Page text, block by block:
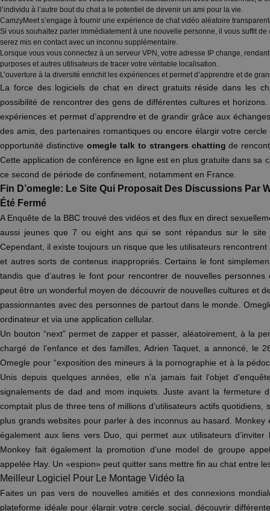
l’individu à l’autre bout du chat a le potentiel de devenir un ami pour la vie.
CamzyMeet s’engage à fournir une expérience de chat vidéo aléatoire
Si vous souhaitez parler immédiatement à une nouvelle personne, il vous suffit
serez mis en contact avec un inconnu supplémentaire.
Lorsque vous vous connectez à un serveur VPN, votre adresse IP change,
purposes et autres utilisateurs de tracer votre véritable localisation.
L’ouverture à la diversité enrichit les expériences et permet d’apprendre et de
La force des logiciels de chat en direct gratuits réside dans les
possibilité de rencontrer des gens de différentes cultures et
expériences et permet d’apprendre et de grandir grâce aux
des amis, des partenaires romantiques ou encore élargir votre
opportunité distinctive omegle talk to strangers chatting de
Cette application de conférence en ligne est en plus gratuite dans sa
ce second de période de confinement, notamment en France.
Fin D’omegle: Le Site Qui Proposait Des Discussions Par
Été Fermé
A Enquête de la BBC trouvé des vidéos et des flux en direct
aussi jeunes que 7 ou eight ans qui se sont répandus sur le site
Cependant, il existe toujours un risque que les utilisateurs
et autres sorts de contenus inappropriés. Certains le font
tandis que d’autres le font pour rencontrer de nouvelles
peut être un wonderful moyen de découvrir de nouvelles cultures et
passionnantes avec des personnes de partout dans le monde.
ordinateur et via une application cellular.
Un bouton “next” permet de zapper et passer, aléatoirement, à la
chargé de l’enfance et des familles, Adrien Taquet, a annoncé, le
Omegle pour “exposition des mineurs à la pornographie et à la
Unis depuis quelques années, elle n’a jamais fait l’objet
signalements de dad and mom inquiets. Juste avant la fermeture
comptait plus de three tens of millions d’utilisateurs actifs quotidiens,
plus grands websites pour parler à des inconnus au hasard. Monkey
également aux liens vers Duo, qui permet aux utilisateurs
Monkey fait également la promotion d’une model de groupe
appelée Hay. Un «espion» peut quitter sans mettre fin au chat entre
Meilleur Logiciel Pour Le Montage Vidéo Ia
Faites un pas vers de nouvelles amitiés et des connexions
plateforme idéale pour élargir votre cercle social, découvrir